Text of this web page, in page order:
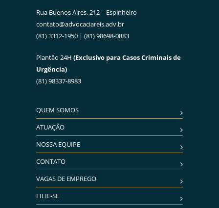
Rua Buenos Aires, 212 – Espinheiro
contato@advocaciareis.adv.br
(81) 3312-1950 | (81) 98698-0883
Plantão 24H (Exclusivo para Casos Criminais de
Urgência)
(81) 98337-8983
QUEM SOMOS
ATUAÇÃO
NOSSA EQUIPE
CONTATO
VAGAS DE EMPREGO
FILIE-SE